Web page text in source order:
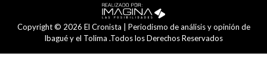
Copyright © 2026 El Cronista | Periodismo de análisis y opinión de
Ibagué y el Tolima .Todos los Derechos Reservados